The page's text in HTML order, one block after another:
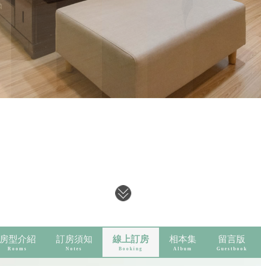
房型介紹
Rooms
訂房須知
Notes
線上訂房
Booking
相本集
Album
留言版
Guestbook